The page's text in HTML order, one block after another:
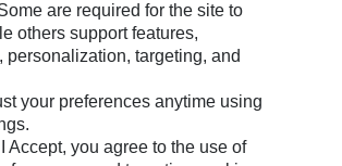
are required for the site to
others support features,
personalization, targeting, and
your preferences anytime using
Accept, you agree to the use of